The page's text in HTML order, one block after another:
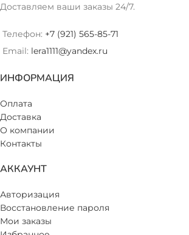
Доставляем ваши заказы 24/7.
Телефон: +7 (921) 565-85-71
Email: lera1111@yandex.ru
ИНФОРМАЦИЯ
Оплата
Доставка
О компании
Контакты
АККАУНТ
Авторизация
Восстановление пароля
Мои заказы